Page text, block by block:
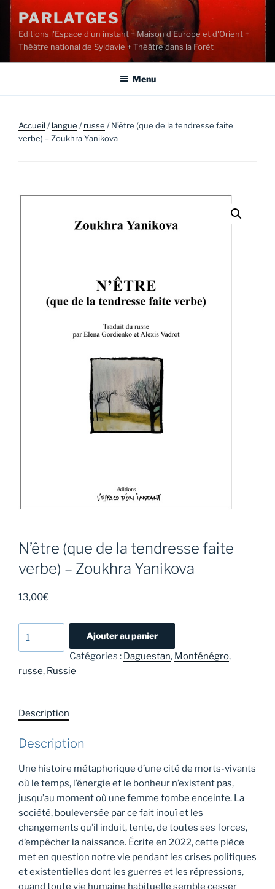
Aller
contenu
principal
PARLATGES
Editions l'Espace d'un instant + Maison d'Europe et d'Orient +
Théâtre national de Syldavie + Théâtre dans la Forêt
Menu
Accueil/langue /russe / N’être (que de la tendresse faite
verbe) – Zoukhra Yanikova
N’être (que de la tendresse faite
verbe) – Zoukhra Yanikova
13,00€
de
(que
tendresse
verbe)
-
Zoukhra
Yanikova
Ajouter au panier
Catégories : Daguestan, Monténégro,
russe, Russie
Description
Description
Une histoire métaphorique d’une cité de morts-vivants
où le temps, l’énergie et le bonheur n’existent pas,
jusqu’au moment où une femme tombe enceinte. La
société, bouleversée par ce fait inouï et les
changements qu’il induit, tente, de toutes ses forces,
d’empêcher la naissance. Écrite en 2022, cette pièce
met en question notre vie pendant les crises politiques
et existentielles dont les guerres et les répressions,
quand toute vie humaine habituelle semble cesser